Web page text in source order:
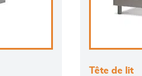
Tête de lit